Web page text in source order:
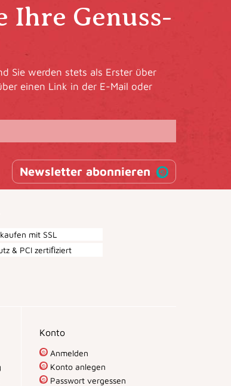
Ihre Genuss-
Sie werden stets als Erster über
einen Link in der E-Mail oder
Newsletter abonnieren
mit SSL
& PCI zertiﬁziert
Konto
Anmelden
Konto anlegen
Passwort vergessen